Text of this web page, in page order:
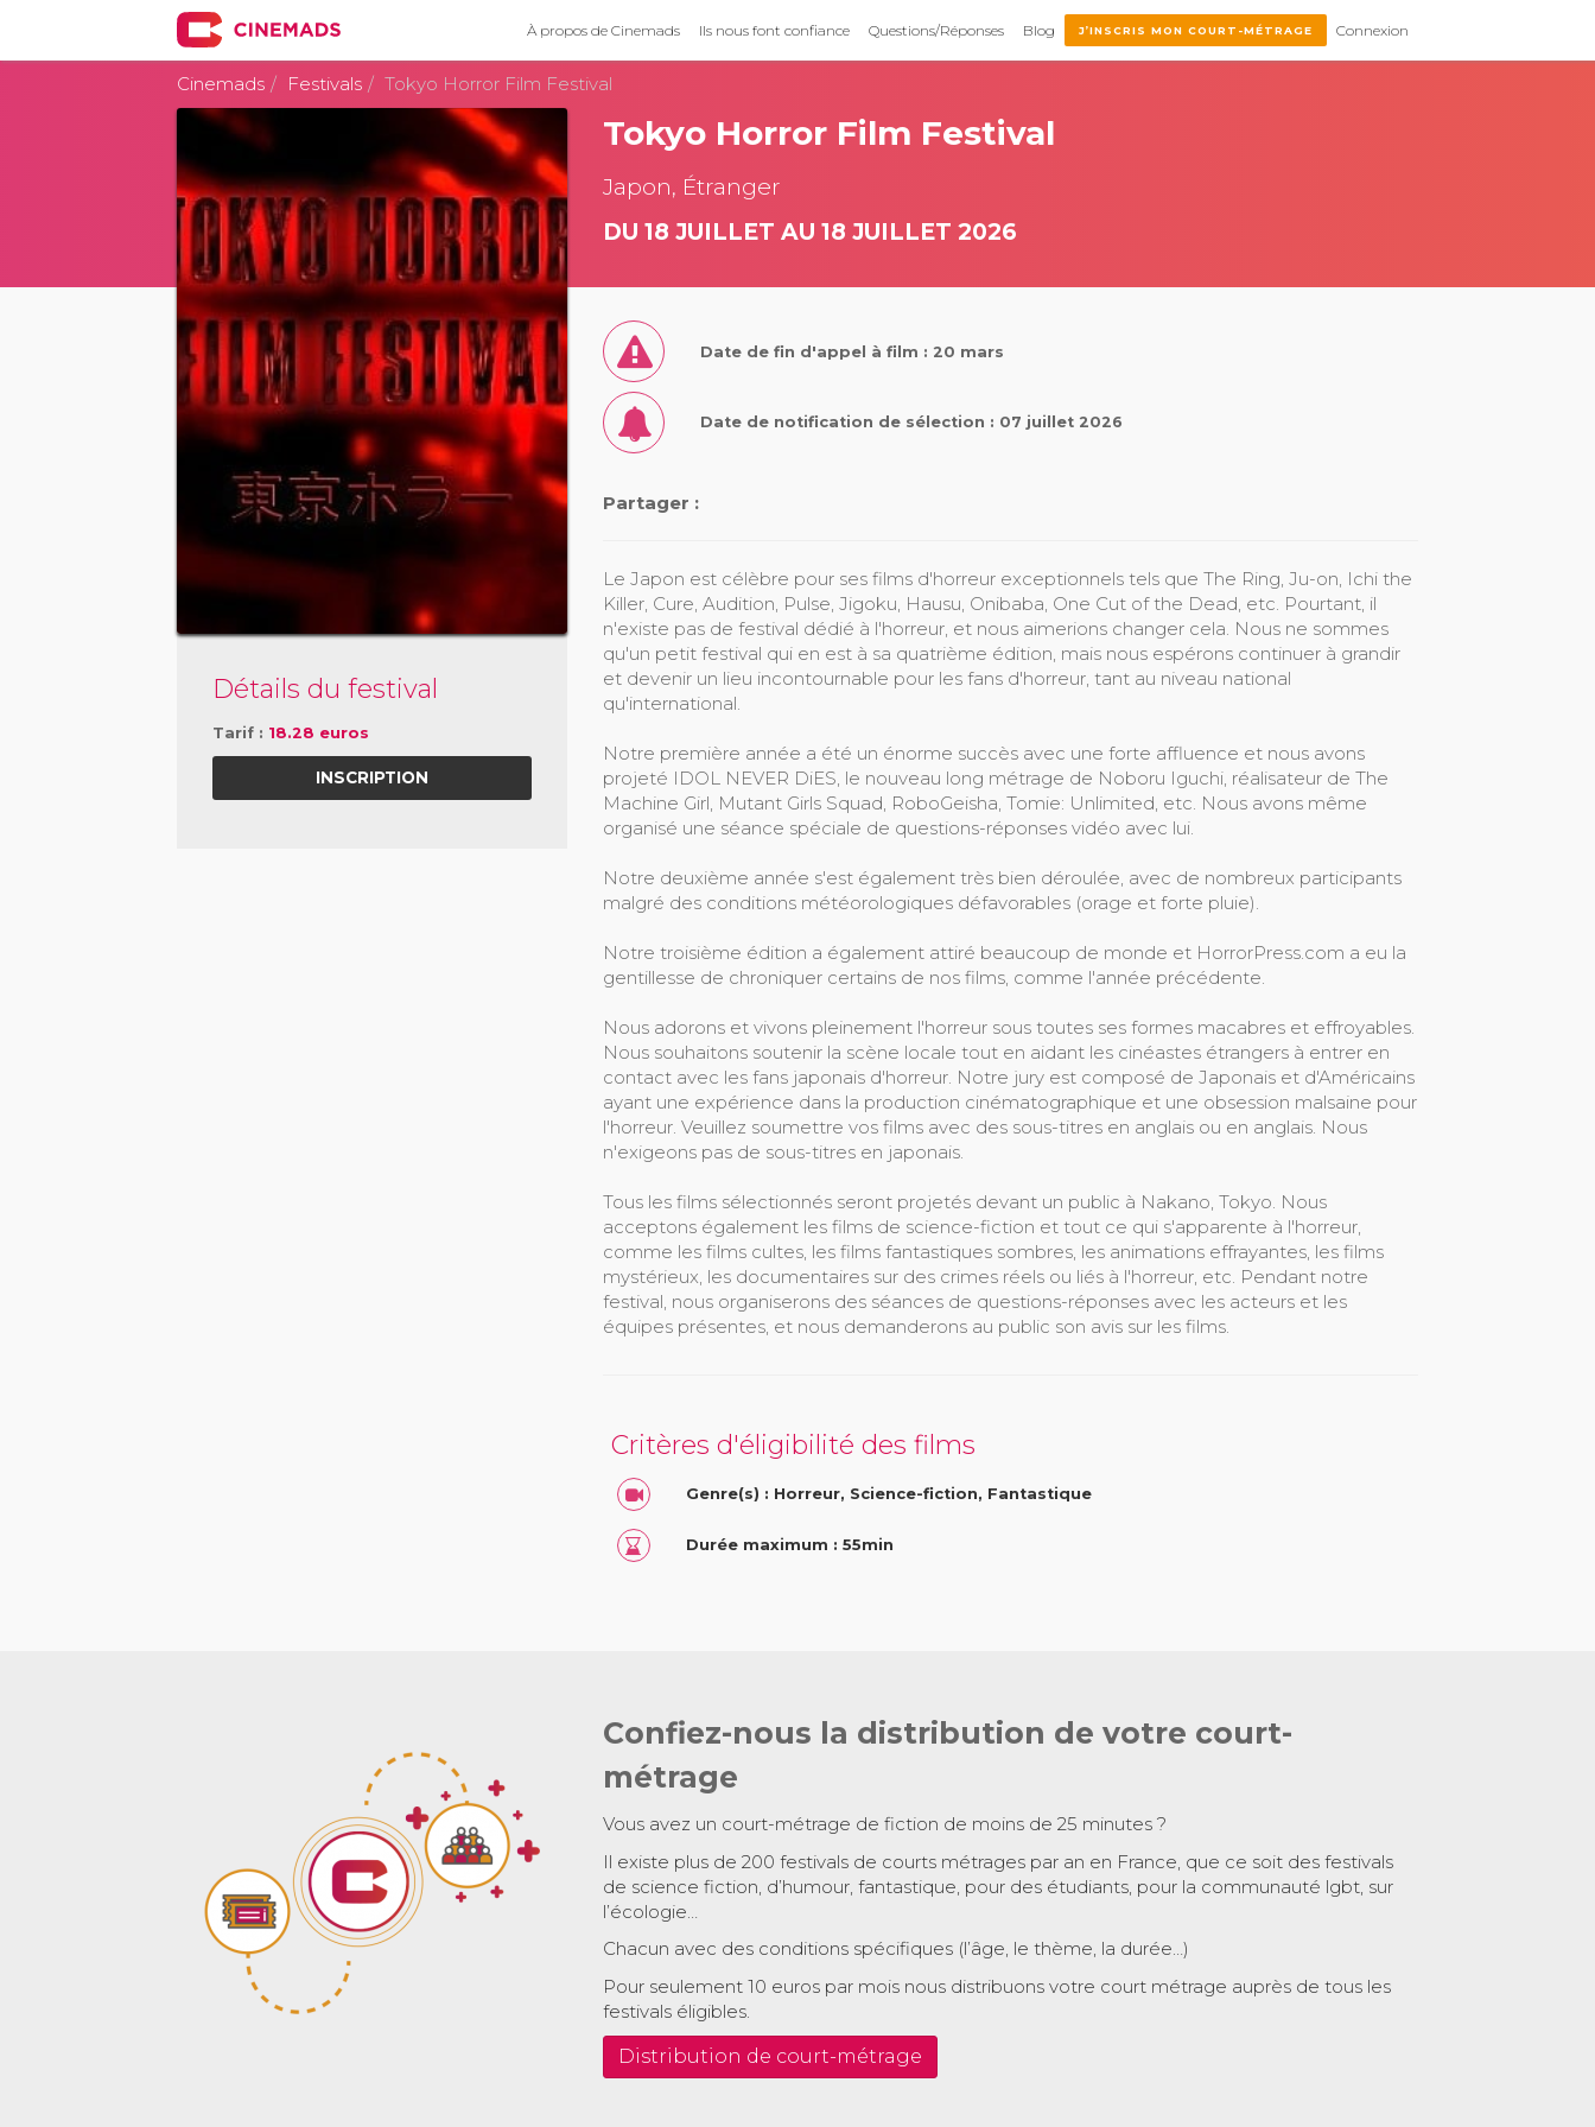
À propos de Cinemads Ils nous font confiance Questions/Réponses Blog J’INSCRIS MON COURT-MÉTRAGE Connexion
Cinemads Festivals Tokyo Horror Film Festival
Détails du festival
Tarif : 18.28 euros
INSCRIPTION
Tokyo Horror Film Festival
Japon, Étranger
DU 18 JUILLET AU 18 JUILLET 2026
Date de fin d'appel à film : 20 mars
Date de notification de sélection : 07 juillet 2026
Partager :
Le Japon est célèbre pour ses films d'horreur exceptionnels tels que The Ring, Ju-on, Ichi the
Killer, Cure, Audition, Pulse, Jigoku, Hausu, Onibaba, One Cut of the Dead, etc. Pourtant, il
n'existe pas de festival dédié à l'horreur, et nous aimerions changer cela. Nous ne sommes
qu'un petit festival qui en est à sa quatrième édition, mais nous espérons continuer à grandir
et devenir un lieu incontournable pour les fans d'horreur, tant au niveau national
qu'international.
Notre première année a été un énorme succès avec une forte affluence et nous avons
projeté IDOL NEVER DiES, le nouveau long métrage de Noboru Iguchi, réalisateur de The
Machine Girl, Mutant Girls Squad, RoboGeisha, Tomie: Unlimited, etc. Nous avons même
organisé une séance spéciale de questions-réponses vidéo avec lui.
Notre deuxième année s'est également très bien déroulée, avec de nombreux participants
malgré des conditions météorologiques défavorables (orage et forte pluie).
Notre troisième édition a également attiré beaucoup de monde et HorrorPress.com a eu la
gentillesse de chroniquer certains de nos films, comme l'année précédente.
Nous adorons et vivons pleinement l'horreur sous toutes ses formes macabres et effroyables.
Nous souhaitons soutenir la scène locale tout en aidant les cinéastes étrangers à entrer en
contact avec les fans japonais d'horreur. Notre jury est composé de Japonais et d'Américains
ayant une expérience dans la production cinématographique et une obsession malsaine pour
l'horreur. Veuillez soumettre vos films avec des sous-titres en anglais ou en anglais. Nous
n'exigeons pas de sous-titres en japonais.
Tous les films sélectionnés seront projetés devant un public à Nakano, Tokyo. Nous
acceptons également les films de science-fiction et tout ce qui s'apparente à l'horreur,
comme les films cultes, les films fantastiques sombres, les animations effrayantes, les films
mystérieux, les documentaires sur des crimes réels ou liés à l'horreur, etc. Pendant notre
festival, nous organiserons des séances de questions-réponses avec les acteurs et les
équipes présentes, et nous demanderons au public son avis sur les films.
Critères d'éligibilité des films
Genre(s) : Horreur, Science-fiction, Fantastique
Durée maximum : 55min
Confiez-nous la distribution de votre court-
métrage
Vous avez un court-métrage de fiction de moins de 25 minutes ?
Il existe plus de 200 festivals de courts métrages par an en France, que ce soit des festivals
de science fiction, d’humour, fantastique, pour des étudiants, pour la communauté lgbt, sur
l’écologie…
Chacun avec des conditions spécifiques (l’âge, le thème, la durée…)
Pour seulement 10 euros par mois nous distribuons votre court métrage auprès de tous les
festivals éligibles.
Distribution de court-métrage